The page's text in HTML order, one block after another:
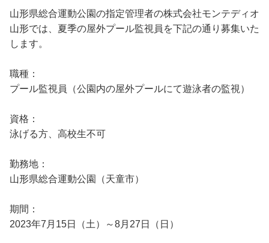
山形県総合運動公園の指定管理者の株式会社モンテディオ
山形では、夏季の屋外プール監視員を下記の通り募集いた
します。
職種：
プール監視員（公園内の屋外プールにて遊泳者の監視）
資格：
泳げる方、高校生不可
勤務地：
山形県総合運動公園（天童市）
期間：
2023年7月15日（土）～8月27日（日）